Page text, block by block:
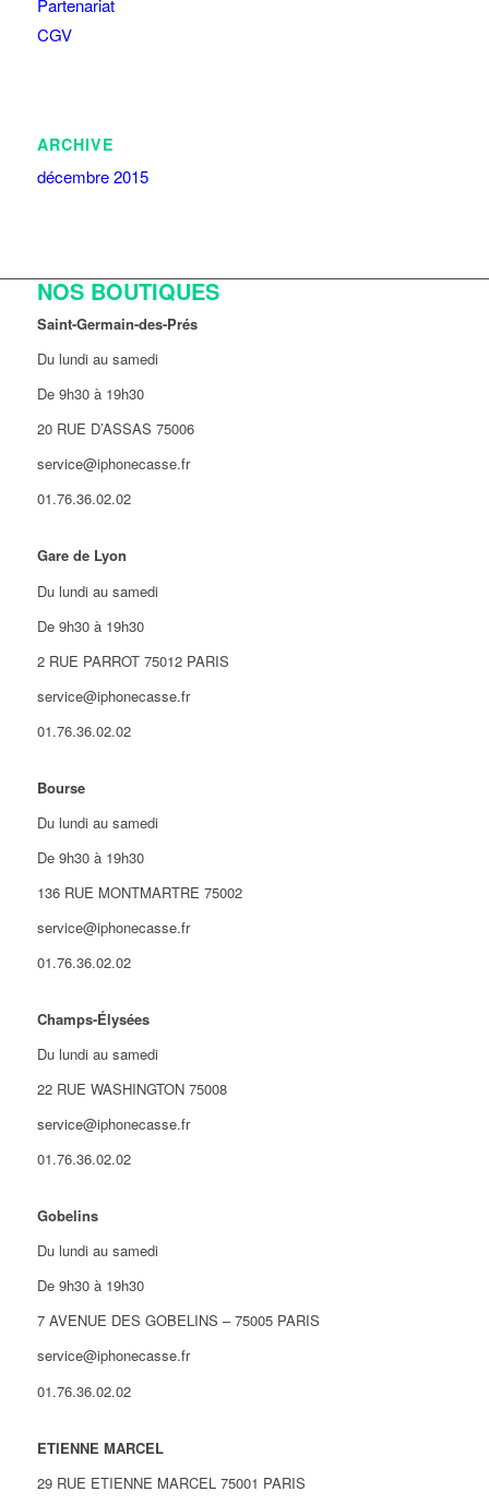
Partenariat
CGV
ARCHIVE
décembre 2015
NOS BOUTIQUES
Saint-Germain-des-Prés
Du lundi au samedi
De 9h30 à 19h30
20 RUE D’ASSAS 75006
service@iphonecasse.fr
01.76.36.02.02
Gare de Lyon
Du lundi au samedi
De 9h30 à 19h30
2 RUE PARROT 75012 PARIS
service@iphonecasse.fr
01.76.36.02.02
Bourse
Du lundi au samedi
De 9h30 à 19h30
136 RUE MONTMARTRE 75002
service@iphonecasse.fr
01.76.36.02.02
Champs-Élysées
Du lundi au samedi
22 RUE WASHINGTON 75008
service@iphonecasse.fr
01.76.36.02.02
Gobelins
Du lundi au samedi
De 9h30 à 19h30
7 AVENUE DES GOBELINS – 75005 PARIS
service@iphonecasse.fr
01.76.36.02.02
ETIENNE MARCEL
29 RUE ETIENNE MARCEL 75001 PARIS